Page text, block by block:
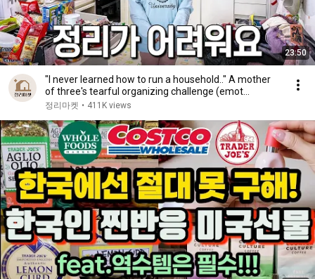
23:50
"I never learned how to run a household.." A mother
of three's tearful organizing challenge (emot...
정리마켓 • 411K views